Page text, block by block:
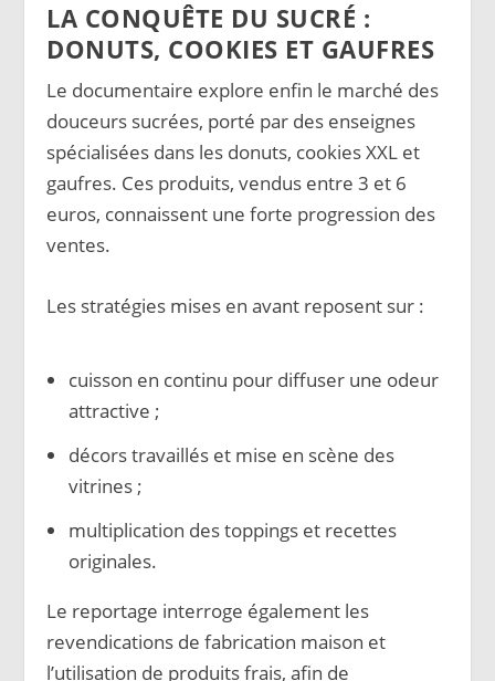
LA CONQUÊTE DU SUCRÉ :
DONUTS, COOKIES ET GAUFRES
Le documentaire explore enfin le marché des
douceurs sucrées, porté par des enseignes
spécialisées dans les donuts, cookies XXL et
gaufres. Ces produits, vendus entre 3 et 6
euros, connaissent une forte progression des
ventes.
Les stratégies mises en avant reposent sur :
cuisson en continu pour diffuser une odeur
attractive ;
décors travaillés et mise en scène des
vitrines ;
multiplication des toppings et recettes
originales.
Le reportage interroge également les
revendications de fabrication maison et
l’utilisation de produits frais, afin de